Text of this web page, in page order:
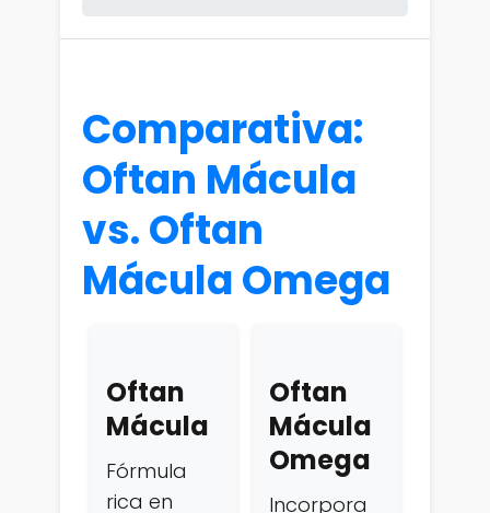
Comparativa:
Oftan Mácula
vs. Oftan
Mácula Omega
Oftan
Mácula
Fórmula
rica en
Oftan
Mácula
Omega
Incorpora